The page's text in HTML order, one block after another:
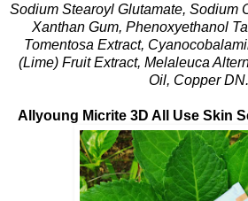
Sodium Stearoyl Glutamate, Sodium
Xanthan Gum, Phenoxyethanol
Tomentosa Extract,
(Lime) Fruit Extract, Melaleuca
Oil, Copper DN.
Allyoung Micrite 3D All Use Skin